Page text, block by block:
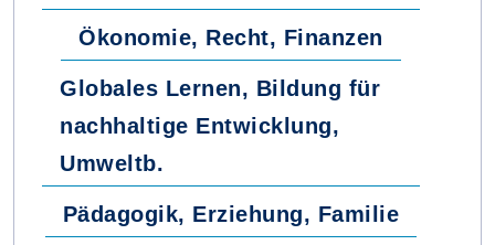
Ökonomie, Recht, Finanzen
Globales Lernen, Bildung für
nachhaltige Entwicklung,
Umweltb.
Pädagogik, Erziehung, Familie